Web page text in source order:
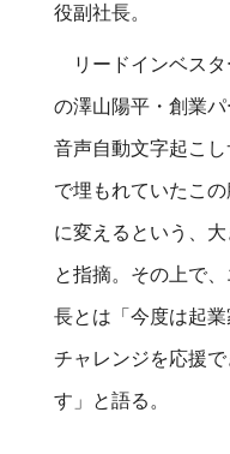
役副社長。
リードインベスタ
の澤山陽平・創業
音声自動文字起こ
で埋もれていたこ
に変えるという、大
と指摘。その上で
長とは「今度は起
チャレンジを応援
す」と語る。